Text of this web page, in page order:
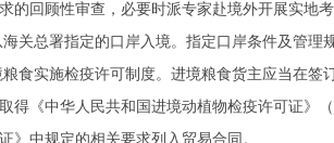
的回顾性审查，必要时派专家赴境外开展实地
关总署指定的口岸入境。指定口岸条件及管理
食实施检疫许可制度。进境粮食货主应当在
得《中华人民共和国进境动植物检疫许可证》
》中规定的相关要求列入贸易合同。